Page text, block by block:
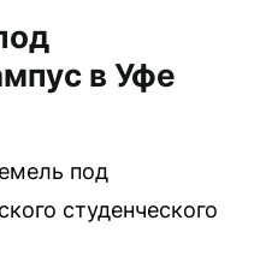
в Уфе
под
студенческого